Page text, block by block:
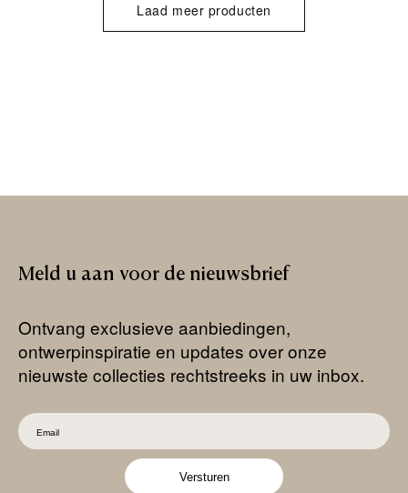
Laad meer producten
Meld u aan voor de nieuwsbrief
Ontvang exclusieve aanbiedingen,
ontwerpinspiratie en updates over onze
nieuwste collecties rechtstreeks in uw inbox.
Versturen